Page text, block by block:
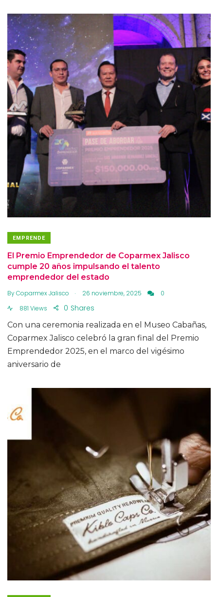
EMPRENDE
El Premio Emprendedor de Coparmex Jalisco
cumple 20 años impulsando el talento
emprendedor del estado
ByCoparmex Jalisco . 26 noviembre, 2025
0
881 Views
Shares
0
Con una ceremonia realizada en el Museo Cabañas,
Coparmex Jalisco celebró la gran final del Premio
Emprendedor 2025, en el marco del vigésimo
aniversario de